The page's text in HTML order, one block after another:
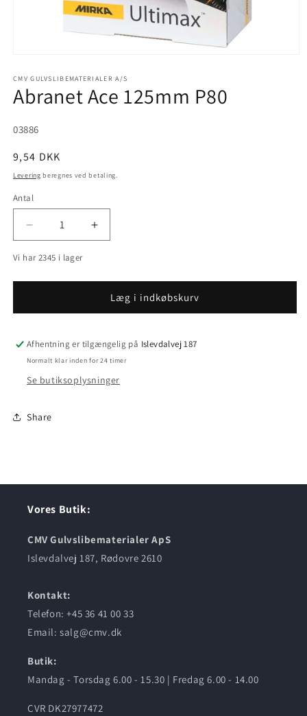
1
modus
CMV GULVSLIBEMATERIALER A/S
Abranet Ace 125mm P80
SKU:
03886
Normalpris
9,54 DKK
Levering beregnes ved betaling.
Antal
Reducer
antallet
for
P80
Øg
antallet
125mm
P80
Vi har 2345 i lager
Læg i indkøbskurv
Afhentning er tilgængelig på Islevdalvej 187
Normalt klar inden for 24 timer
Se butiksoplysninger
Share
Vores Butik:
CMV Gulvslibematerialer ApS
Islevdalvej 187, Rødovre 2610
Kontakt:
Telefon: +45 36 41 00 33
Email: salg@cmv.dk
Butik:
Mandag - Torsdag 6.00 - 15.30 | Fredag 6.00 - 14.00
CVR DK27977472